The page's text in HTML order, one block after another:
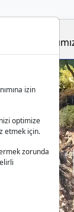
izin
optimize
etmek için.
zorunda